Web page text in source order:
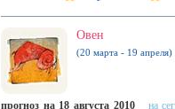
Овен
(20 марта - 19 апреля)
прогноз на 18 августа 2010
на